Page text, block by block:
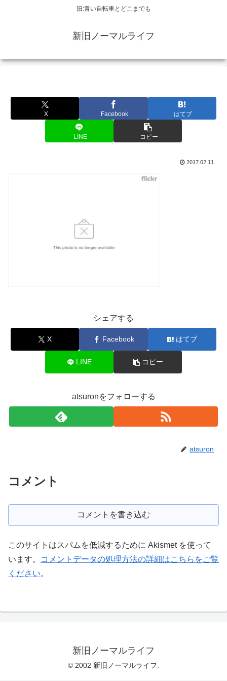
旧:青い自転車とどこまでも
新旧ノーマルライフ
X Facebook はてブ
LINE コピー
2017.02.11
シェアする
X Facebook はてブ
LINE コピー
atsuronをフォローする
atsuron
コメント
コメントを書き込む
このサイトはスパムを低減するために Akismet を使って
います。
コメントデータの処理方法の詳細はこちらをご覧
ください。
新旧ノーマルライフ
© 2002 新旧ノーマルライフ.